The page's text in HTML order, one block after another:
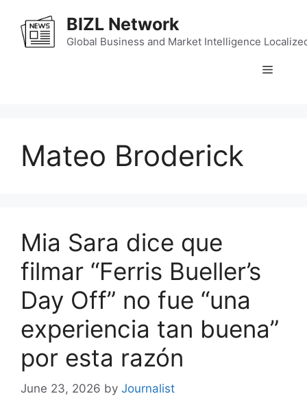
content
BIZL Network
Global Business and Market Intelligence
Menu
Mateo Broderick
Mia Sara dice que
filmar “Ferris Bueller’s
Day Off” no fue “una
experiencia tan buena”
por esta razón
June 23, 2026 by Journalist